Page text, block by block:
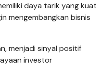
daya tarik yang kuat
mengembangkan bisnis
menjadi sinyal positif
investor